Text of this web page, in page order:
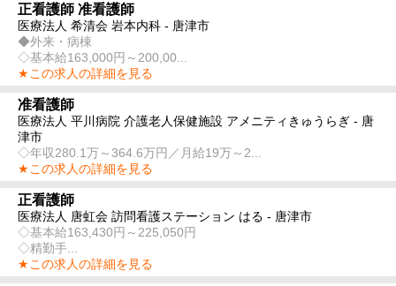
正看護師 准看護師
医療法人 希清会 岩本内科 - 唐津市
◆外来・病棟
◇基本給163,000円～200,00...
★この求人の詳細を見る
准看護師
医療法人 平川病院 介護老人保健施設 アメニティきゅうらぎ - 唐
津市
◇年収280.1万～364.6万円／月給19万～2...
★この求人の詳細を見る
正看護師
医療法人 唐虹会 訪問看護ステーション はる - 唐津市
◇基本給163,430円～225,050円
◇精勤手...
★この求人の詳細を見る